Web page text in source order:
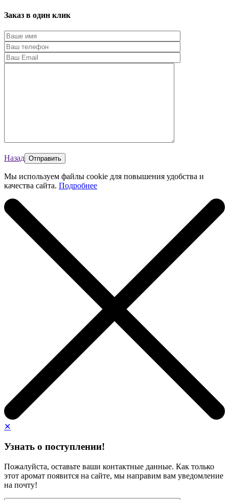
Заказ в один клик
Назад
Мы используем файлы cookie для повышения удобства и
качества сайта. Подробнее
✕
Узнать о поступлении!
Пожалуйста, оставьте ваши контактные данные. Как только
этот аромат появится на сайте, мы направим вам уведомление
на почту!